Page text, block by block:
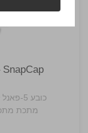
SnapCap – כובע 5 פאנל עם סגירת מתכת
כובע
מתכת